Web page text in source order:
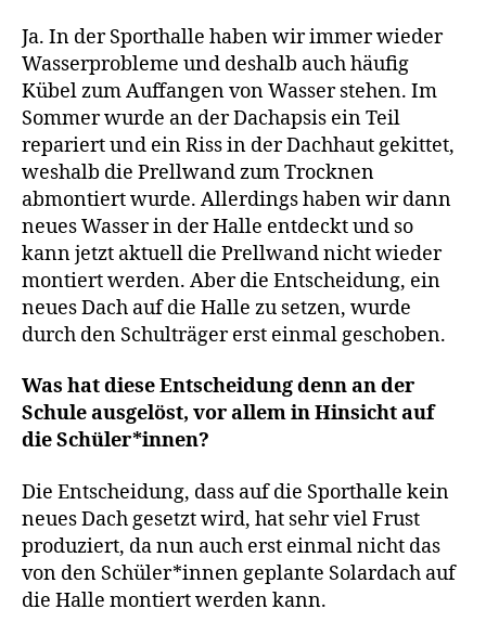
Ja. In der Sporthalle haben wir immer wieder
Wasserprobleme und deshalb auch häufig
Kübel zum Auffangen von Wasser stehen. Im
Sommer wurde an der Dachapsis ein Teil
repariert und ein Riss in der Dachhaut gekittet,
weshalb die Prellwand zum Trocknen
abmontiert wurde. Allerdings haben wir dann
neues Wasser in der Halle entdeckt und so
kann jetzt aktuell die Prellwand nicht wieder
montiert werden. Aber die Entscheidung, ein
neues Dach auf die Halle zu setzen, wurde
durch den Schulträger erst einmal geschoben.
Was hat diese Entscheidung denn an der
Schule ausgelöst, vor allem in Hinsicht auf
die Schüler*innen?
Die Entscheidung, dass auf die Sporthalle kein
neues Dach gesetzt wird, hat sehr viel Frust
produziert, da nun auch erst einmal nicht das
von den Schüler*innen geplante Solardach auf
die Halle montiert werden kann.